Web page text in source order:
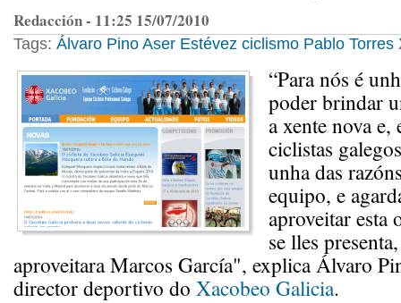
Redacción - 11:25 15/07/2010
Tags: Álvaro Pino Aser Estévez ciclismo Pablo Torres
“Para nós é
poder brindar
a xente nova
ciclistas
unha das
equipo, e
aproveitar esta
se lles
aproveitara Marcos García", explica Álvaro
director deportivo do Xacobeo Galicia.